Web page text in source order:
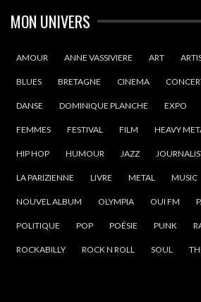
MON UNIVERS
AMOUR ANNE VASSIVIERE ART
BLUES BRETAGNE CINEMA
DANSE DOMINIQUE PLANCHE EXPO
FEMMES FESTIVAL FILM HEAVY
HIP HOP HUMOUR JAZZ
LA PARIZIENNE LIVRE METAL MUSIC
NOUVEL ALBUM OLYMPIA OUI FM
POLITIQUE POP POÉSIE PUNK
ROCKABILLY ROCK N ROLL SOUL